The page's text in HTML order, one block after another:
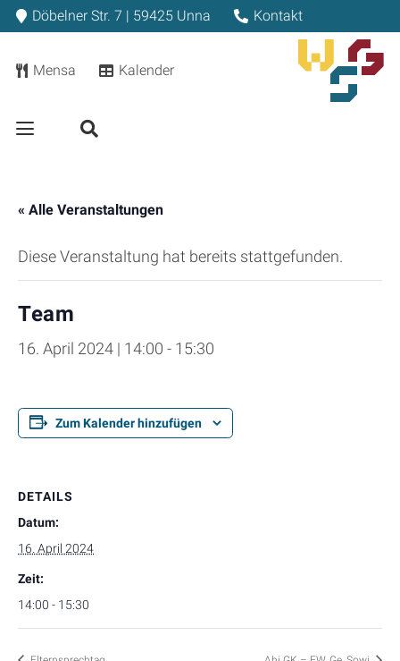
Döbelner Str. 7 | 59425 Unna Kontakt
Mensa Kalender
« Alle Veranstaltungen
Diese Veranstaltung hat bereits stattgefunden.
Team
16. April 2024 | 14:00 - 15:30
Zum Kalender hinzufügen
DETAILS
Datum:
16. April 2024
Zeit:
14:00 - 15:30